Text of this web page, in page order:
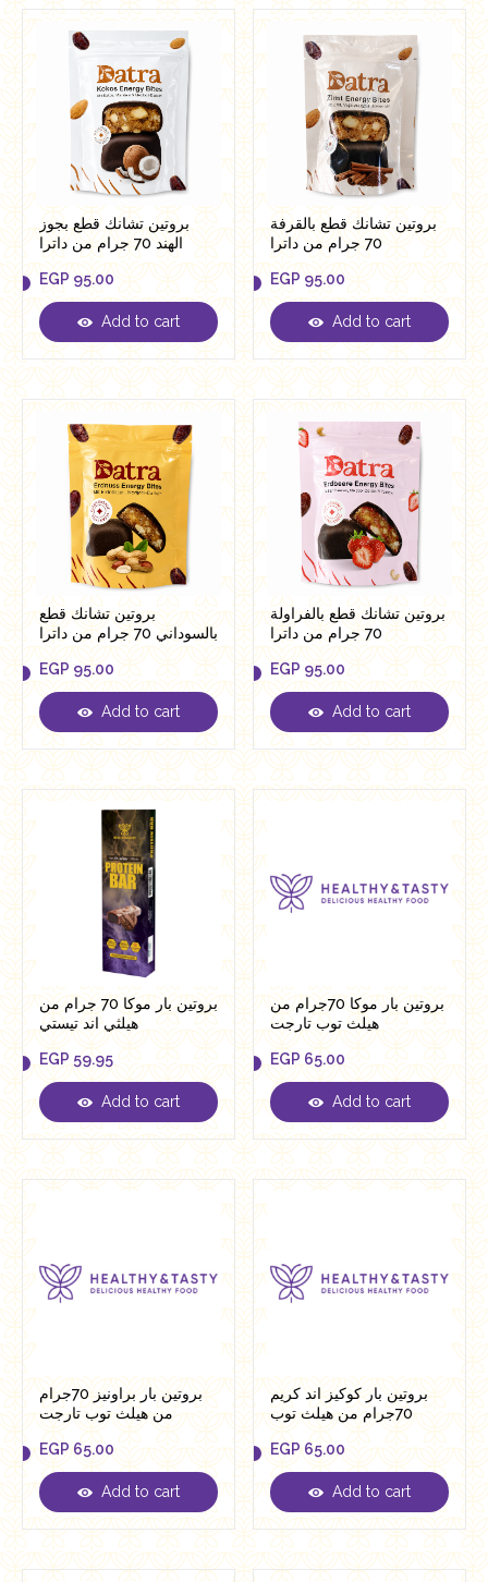
بروتين تشانك قطع بجوز
الهند 70 جرام من داترا
EGP 95.00
EGP 95.00
Add to cart
بروتين تشانك قطع بالقرفة
70 جرام من داترا
EGP 95.00
EGP 95.00
Add to cart
بروتين تشانك قطع
بالسوداني 70 جرام من داترا
EGP 95.00
EGP 95.00
Add to cart
بروتين تشانك قطع بالفراولة
70 جرام من داترا
EGP 95.00
EGP 95.00
Add to cart
بروتين بار موكا 70 جرام من
هيلثي اند تيستي
EGP 59.95
EGP 59.95
Add to cart
بروتين بار موكا 70جرام من
هيلث توب تارجت
EGP 65.00
EGP 65.00
Add to cart
بروتين بار براونيز 70جرام
من هيلث توب تارجت
EGP 65.00
EGP 65.00
Add to cart
بروتين بار كوكيز اند كريم
70جرام من هيلث توب
تارجت
EGP 65.00
EGP 65.00
Add to cart